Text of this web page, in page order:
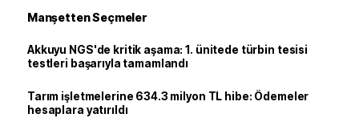
Manşetten Seçmeler
Akkuyu NGS'de kritik aşama: 1. ünitede türbin tesisi
testleri başarıyla tamamlandı
Tarım işletmelerine 634.3 milyon TL hibe: Ödemeler
hesaplara yatırıldı